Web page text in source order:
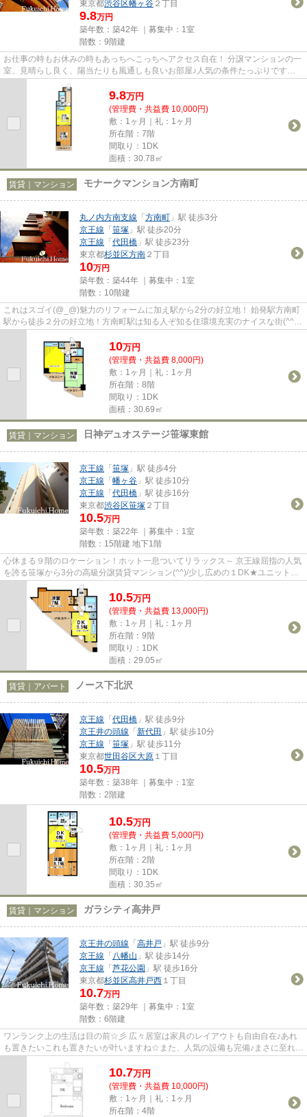
東京都渋谷区幡ヶ谷 ２丁目
9.8万円
築年数：築42年 ｜募集中： 1室
階数：9階建
お仕事の時もお休みの時もあっちへこっちへアクセス自在！ 分譲マンションの一
室、見晴らし良く、陽当たりも風通しも良いお部屋♪人気の条件たっぷりです
(#^.^#)京王線で人気の笹塚、幡...
9.8万円
(管理費・共益費 10,000円)
敷：1ヶ月｜礼：1ヶ月
所在階：7階
間取り：1DK
面積：30.78㎡
賃貸｜マンション モナークマンション方南町
丸ノ内方南支線 「方南町 」駅 徒歩3分
京王線 「笹塚 」駅 徒歩20分
京王線 「代田橋 」駅 徒歩23分
東京都杉並区方南 ２丁目
10万円
築年数：築44年 ｜募集中： 1室
階数：10階建
これはスゴイ(@_@)魅力のリフォームに加え駅から2分の好立地！ 始発駅方南町
駅から徒歩２分の好立地！方南町駅は知る人ぞ知る住環境充実のナイスな街(^^)v
古き良き風情残る商店街を始...
10万円
(管理費・共益費 8,000円)
敷：1ヶ月｜礼：1ヶ月
所在階：8階
間取り：1DK
面積：30.69㎡
賃貸｜マンション 日神デュオステージ笹塚東館
京王線 「笹塚 」駅 徒歩4分
京王線 「幡ヶ谷 」駅 徒歩10分
京王線 「代田橋 」駅 徒歩16分
東京都渋谷区笹塚 ２丁目
10.5万円
築年数：築22年 ｜募集中： 1室
階数：15階建 地下1階
心休まる９階のロケーション！ホット一息ついてリラックス～ 京王線屈指の人気
を誇る笹塚から3分の高級分譲賃貸マンション(^^)/少し広めの１DK★ユニットバ
スもこだわりの造り★一つ考え...
10.5万円
(管理費・共益費 13,000円)
敷：1ヶ月｜礼：1ヶ月
所在階：9階
間取り：1DK
面積：29.05㎡
賃貸｜アパート ノース下北沢
京王線 「代田橋 」駅 徒歩9分
京王井の頭線 「新代田 」駅 徒歩10分
京王線 「笹塚 」駅 徒歩11分
東京都世田谷区大原 １丁目
10.5万円
築年数：築38年 ｜募集中： 1室
階数：2階建
10.5万円
(管理費・共益費 5,000円)
敷：1ヶ月｜礼：1ヶ月
所在階：2階
間取り：1DK
面積：30.35㎡
賃貸｜マンション ガラシティ高井戸
京王井の頭線 「高井戸 」駅 徒歩9分
京王線 「 八幡山 」駅 徒歩14分
京王線 「芦花公園 」駅 徒歩16分
東京都杉並区高井戸西 １丁目
10.7万円
築年数：築29年 ｜募集中： 1室
階数：6階建
ワンランク上の生活は目の前☆彡 広々居室は家具のレイアウトも自由自在♪あれ
も置きたいこれも置きたいが叶いますね☆また、人気の設備も完備♪まさに至れり
尽くせり☆お問い合わせはお早...
10.7万円
(管理費・共益費 10,000円)
敷：1ヶ月｜礼：1ヶ月
所在階：4階